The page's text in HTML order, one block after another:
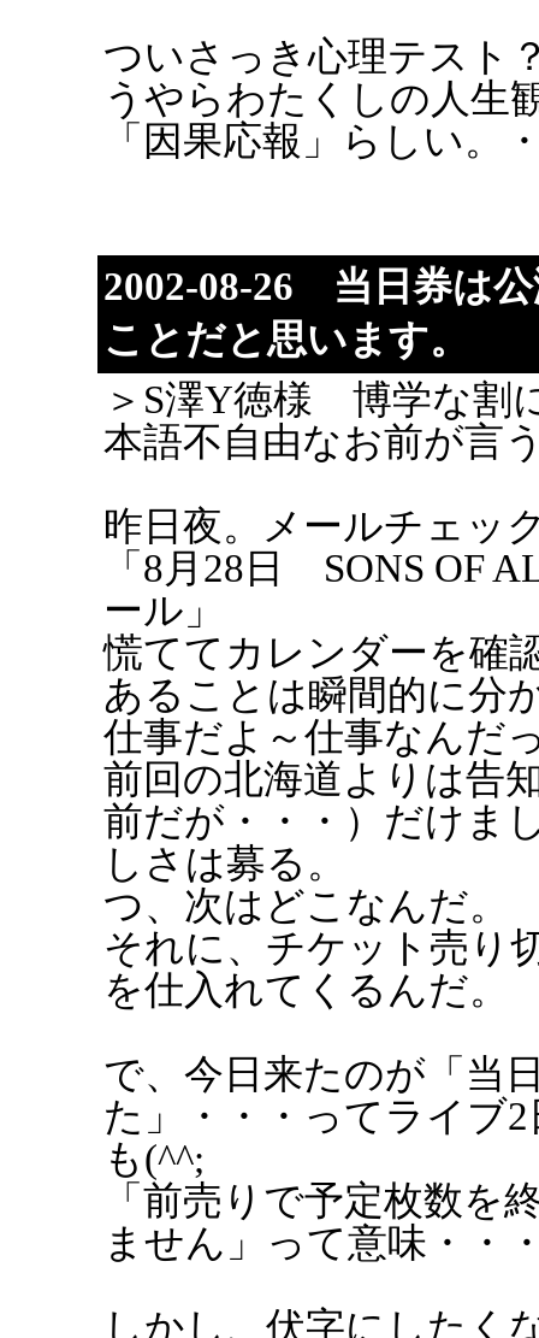
ついさっき心理テスト
うやらわたくしの人生
「因果応報」らしい。
2002-08-26 当日券は
ことだと思います。
＞S澤Y徳様 博学な割
本語不自由なお前が言
昨日夜。メールチェッ
「8月28日 SONS OF
ール」
慌ててカレンダーを確
あることは瞬間的に分
仕事だよ～仕事なんだ
前回の北海道よりは告
前だが・・・）だけま
しさは募る。
つ、次はどこなんだ。
それに、チケット売り
を仕入れてくるんだ。
で、今日来たのが「当
た」・・・ってライブ
も(^^;
「前売りで予定枚数を
ません」って意味・・
しかし、伏字にしたく